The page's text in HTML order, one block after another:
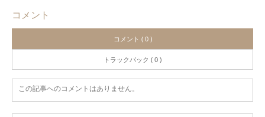
コメント
コメント ( 0 )
トラックバック ( 0 )
この記事へのコメントはありません。